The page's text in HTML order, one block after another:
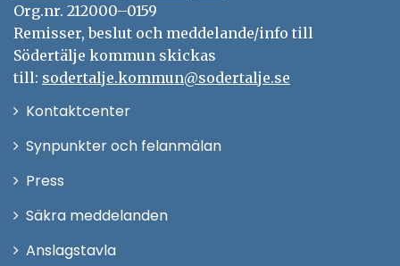
Org.nr. 212000–0159
Remisser, beslut och meddelande/info till
Södertälje kommun skickas
till: sodertalje.kommun@sodertalje.se
KontaktcenterÖppna
Synpunkter och felanmälan
Press
fönster
Säkra meddelanden
Anslagstavla